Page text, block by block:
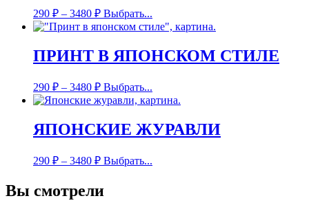
290 ₽ – 3480 ₽ Выбрать...
ПРИНТ В ЯПОНСКОМ СТИЛЕ
290 ₽ – 3480 ₽ Выбрать...
ЯПОНСКИЕ ЖУРАВЛИ
290 ₽ – 3480 ₽ Выбрать...
Вы смотрели